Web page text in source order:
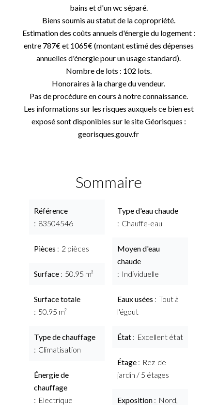
bains et d'un wc séparé.
Biens soumis au statut de la copropriété.
Estimation des coûts annuels d'énergie du logement :
entre 787€ et 1065€ (montant estimé des dépenses
annuelles d'énergie pour un usage standard).
Nombre de lots : 102 lots.
Honoraires à la charge du vendeur.
Pas de procédure en cours à notre connaissance.
Les informations sur les risques auxquels ce bien est
exposé sont disponibles sur le site Géorisques :
georisques.gouv.fr
Sommaire
Référence
83504546
Pièces 2 pièces
Surface 50.95 m²
Surface totale
50.95 m²
Type de chauffage
Climatisation
Énergie de
chauffage
Electrique
Type d'eau chaude
Chauffe-eau
Moyen d'eau
chaude
Individuelle
Eaux usées
Tout à
l'égout
État Excellent état
Étage
Rez-de-
jardin / 5 étages
Exposition
Nord,